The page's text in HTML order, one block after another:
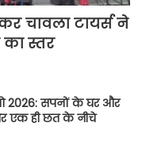
चावला टायर्स ने
का स्तर
2026: सपनों के घर और
एक ही छत के नीचे